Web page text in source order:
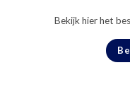
Bekijk hier het